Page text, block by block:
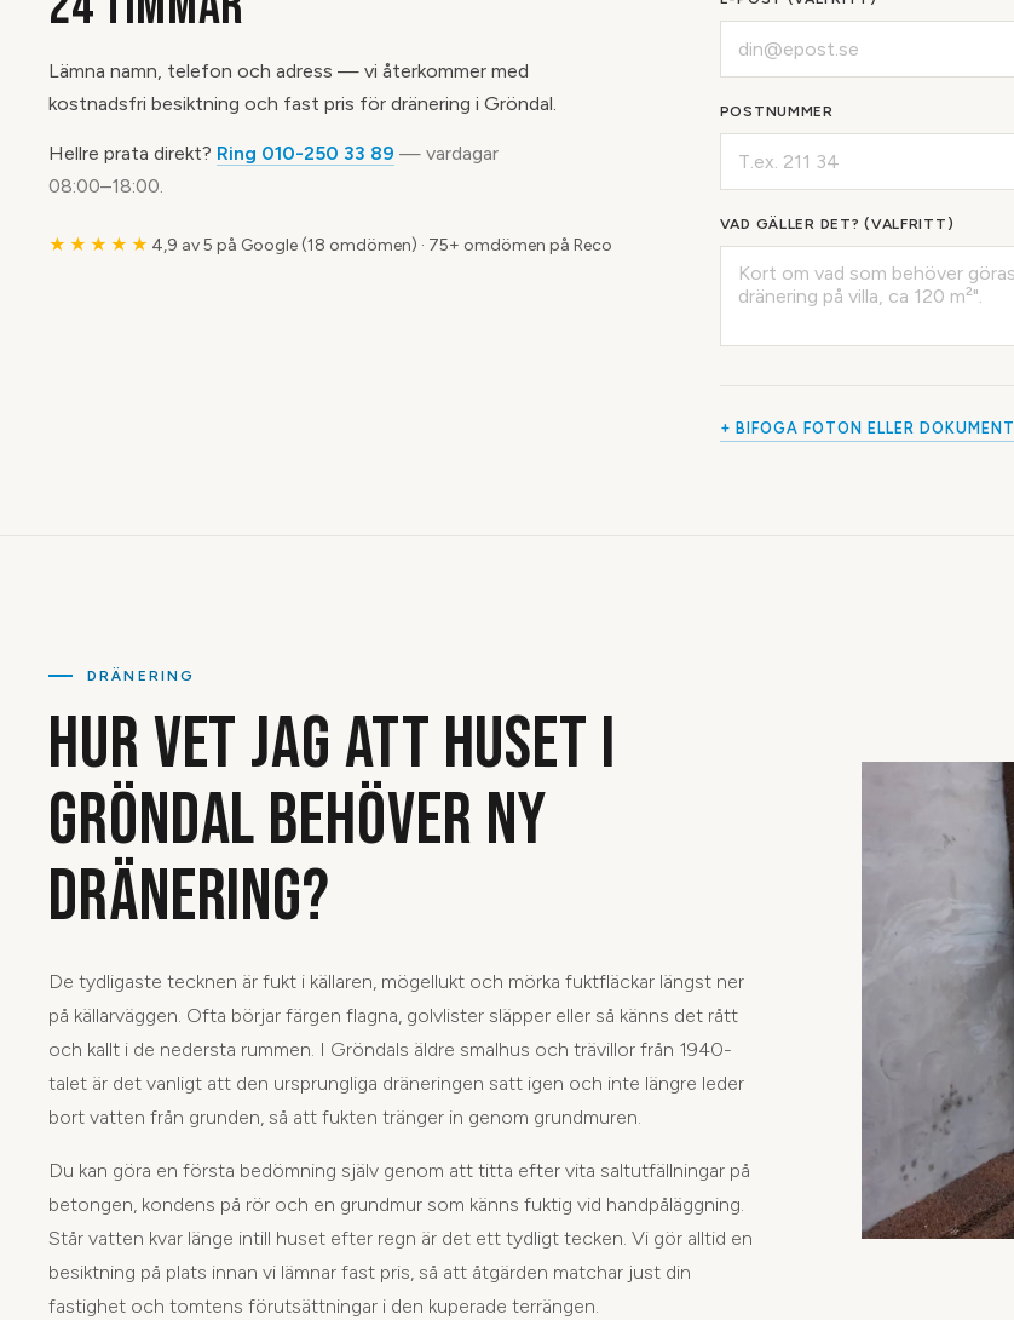
Lämna namn, telefon och adress — vi återkommer med
kostnadsfri besiktning och fast pris för dränering i Gröndal.
Hellre prata direkt? Ring 010-250 33 89 — vardagar
08:00–18:00.
★★★★★ 4,9 av 5 på Google (18 omdömen) · 75+ omdömen på Reco
POSTNUMMER
VAD GÄLLER DET? (VALFRITT)
+ BIFOGA FOTON ELLER DOKUMENT
DRÄNERING
HUR VET JAG ATT HUSET I
GRÖNDAL BEHÖVER NY
DRÄNERING?
De tydligaste tecknen är fukt i källaren, mögellukt och mörka fuktfläckar längst ner
på källarväggen. Ofta börjar färgen flagna, golvlister släpper eller så känns det rått
och kallt i de nedersta rummen. I Gröndals äldre smalhus och trävillor från 1940-
talet är det vanligt att den ursprungliga dräneringen satt igen och inte längre leder
bort vatten från grunden, så att fukten tränger in genom grundmuren.
Du kan göra en första bedömning själv genom att titta efter vita saltutfällningar på
betongen, kondens på rör och en grundmur som känns fuktig vid handpåläggning.
Står vatten kvar länge intill huset efter regn är det ett tydligt tecken. Vi gör alltid en
besiktning på plats innan vi lämnar fast pris, så att åtgärden matchar just din
fastighet och tomtens förutsättningar i den kuperade terrängen.